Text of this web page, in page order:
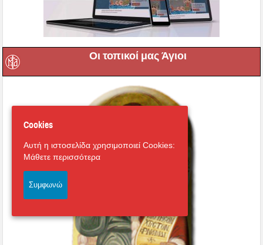
Οι τοπικοί μας Άγιοι
Cookies
Αυτή η ιστοσελίδα χρησιμοποιεί Cookies:
Μάθετε περισσότερα
Συμφωνώ